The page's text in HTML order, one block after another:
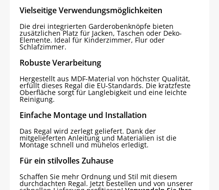
Vielseitige Verwendungsmöglichkeiten
Die drei integrierten Garderobenknöpfe bieten
zusätzlichen Platz für Jacken, Taschen oder Deko-
Elemente. Ideal für Kinderzimmer, Flur oder
Schlafzimmer.
Robuste Verarbeitung
Hergestellt aus MDF-Material von höchster Qualität,
erfüllt dieses Regal die EU-Standards. Die kratzfeste
Oberfläche sorgt für Langlebigkeit und eine leichte
Reinigung.
Einfache Montage und Installation
Das Regal wird zerlegt geliefert. Dank der
mitgelieferten Anleitung und Materialien ist die
Montage schnell und mühelos erledigt.
Für ein stilvolles Zuhause
Schaffen Sie mehr Ordnung und Stil mit diesem
durchdachten Regal. Jetzt bestellen und von unserer